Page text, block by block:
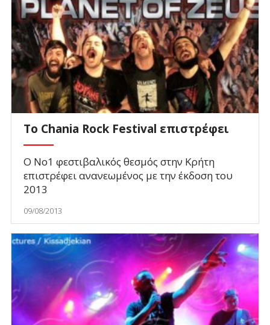
Το Chania Rock Festival επιστρέφει
O Νο1 φεστιβαλικός θεσμός στην Κρήτη
επιστρέφει ανανεωμένος με την έκδοση του
2013
09/08/2013